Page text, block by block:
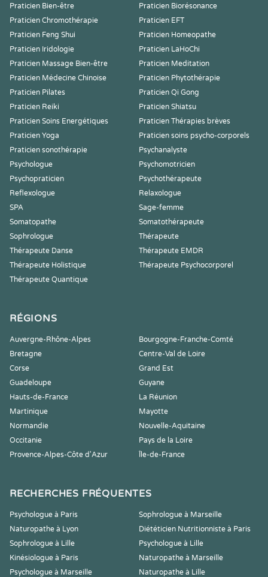
Praticien Bien-être
Praticien Biorésonance
Praticien Chromothérapie
Praticien EFT
Praticien Feng Shui
Praticien Homeopathe
Praticien Iridologie
Praticien LaHoChi
Praticien Massage Bien-être
Praticien Meditation
Praticien Médecine Chinoise
Praticien Phytothérapie
Praticien Pilates
Praticien Qi Gong
Praticien Reiki
Praticien Shiatsu
Praticien Soins Energétiques
Praticien Thérapies brèves
Praticien Yoga
Praticien soins psycho-corporels
Praticien sonothérapie
Psychanalyste
Psychologue
Psychomotricien
Psychopraticien
Psychothérapeute
Reflexologue
Relaxologue
SPA
Sage-femme
Somatopathe
Somatothérapeute
Sophrologue
Thérapeute
Thérapeute Danse
Thérapeute EMDR
Thérapeute Holistique
Thérapeute Psychocorporel
Thérapeute Quantique
RÉGIONS
Auvergne-Rhône-Alpes
Bourgogne-Franche-Comté
Bretagne
Centre-Val de Loire
Corse
Grand Est
Guadeloupe
Guyane
Hauts-de-France
La Réunion
Martinique
Mayotte
Normandie
Nouvelle-Aquitaine
Occitanie
Pays de la Loire
Provence-Alpes-Côte d'Azur
Île-de-France
RECHERCHES FRÉQUENTES
Psychologue à Paris
Sophrologue à Marseille
Naturopathe à Lyon
Diététicien Nutritionniste à Paris
Sophrologue à Lille
Psychologue à Lille
Kinésiologue à Paris
Naturopathe à Marseille
Psychologue à Marseille
Naturopathe à Lille